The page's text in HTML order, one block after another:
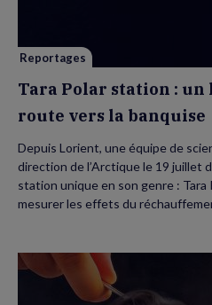
la
Reportages
Tara Polar station : un
route vers la banquise
Depuis Lorient, une équipe de
direction de l’Arctique le 19 juillet
station unique en son genre :
mesurer les effets du